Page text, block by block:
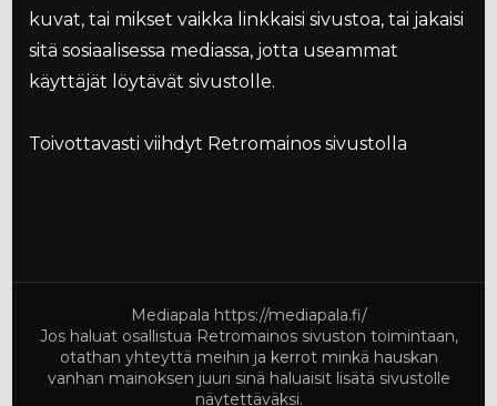
kuvat, tai mikset vaikka linkkaisi sivustoa, tai jakaisi
sitä sosiaalisessa mediassa, jotta useammat
käyttäjät löytävät sivustolle.
Toivottavasti viihdyt Retromainos sivustolla
Mediapala https://mediapala.fi/
Jos haluat osallistua Retromainos sivuston toimintaan,
otathan yhteyttä meihin ja kerrot minkä hauskan
vanhan mainoksen juuri sinä haluaisit lisätä sivustolle
näytettäväksi.